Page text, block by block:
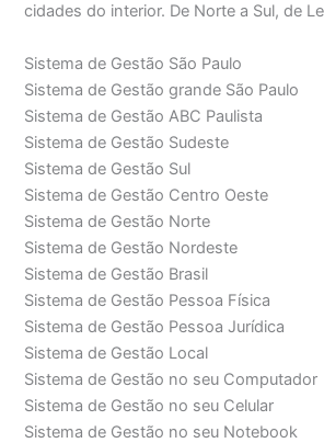
cidades do interior. De Norte a Sul, de
Sistema de Gestão São Paulo
Sistema de Gestão grande São Paulo
Sistema de Gestão ABC Paulista
Sistema de Gestão Sudeste
Sistema de Gestão Sul
Sistema de Gestão Centro Oeste
Sistema de Gestão Norte
Sistema de Gestão Nordeste
Sistema de Gestão Brasil
Sistema de Gestão Pessoa Física
Sistema de Gestão Pessoa Jurídica
Sistema de Gestão Local
Sistema de Gestão no seu Computador
Sistema de Gestão no seu Celular
Sistema de Gestão no seu Notebook